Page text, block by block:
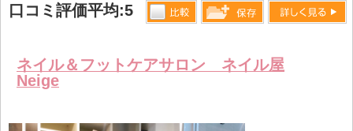
口コミ評価平均:5
ネイル＆フットケアサロン ネイル屋
Neige
る
トへ登録